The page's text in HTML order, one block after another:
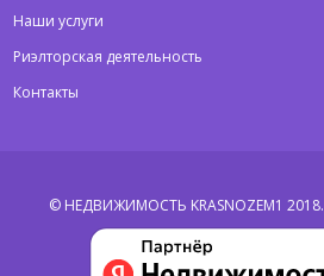
Наши услуги
Риэлторская деятельность
Контакты
© НЕДВИЖИМОСТЬ KRASNOZEM1 2018.